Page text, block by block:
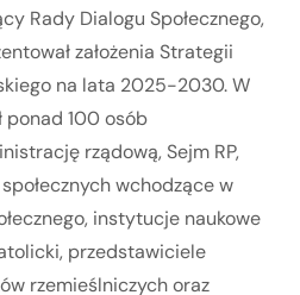
Rady Dialogu Społecznego,
założenia Strategii
na lata 2025-2030. W
ponad 100 osób
rządową, Sejm RP,
wchodzące w
instytucje naukowe
przedstawiciele
rzemieślniczych oraz